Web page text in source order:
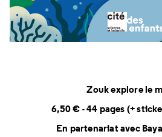
Zouk explore le
6,50 € - 44 pages (+
En partenariat avec